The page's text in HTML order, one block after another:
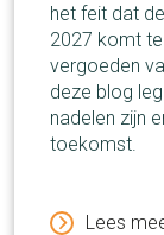
het feit dat
2027 komt
vergoeden
deze blog
nadelen zijn
toekomst.
Lees